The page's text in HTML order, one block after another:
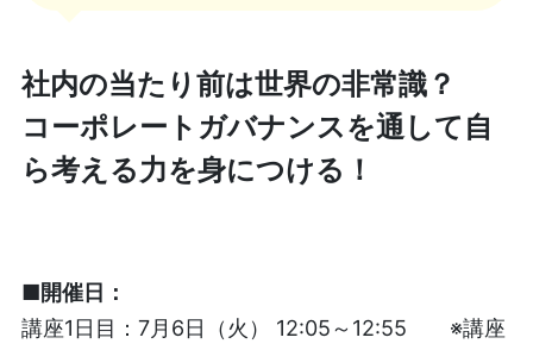
社内の当たり前は世界の非常識？
コーポレートガバナンスを通して自
ら考える力を身につける！
■開催日：
講座1日目：7月6日（火） 12:05～12:55 ※講座